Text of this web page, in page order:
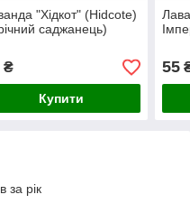
"Хідкот" (Hidcote)
саджанець)
₴
Купити
55
за рік